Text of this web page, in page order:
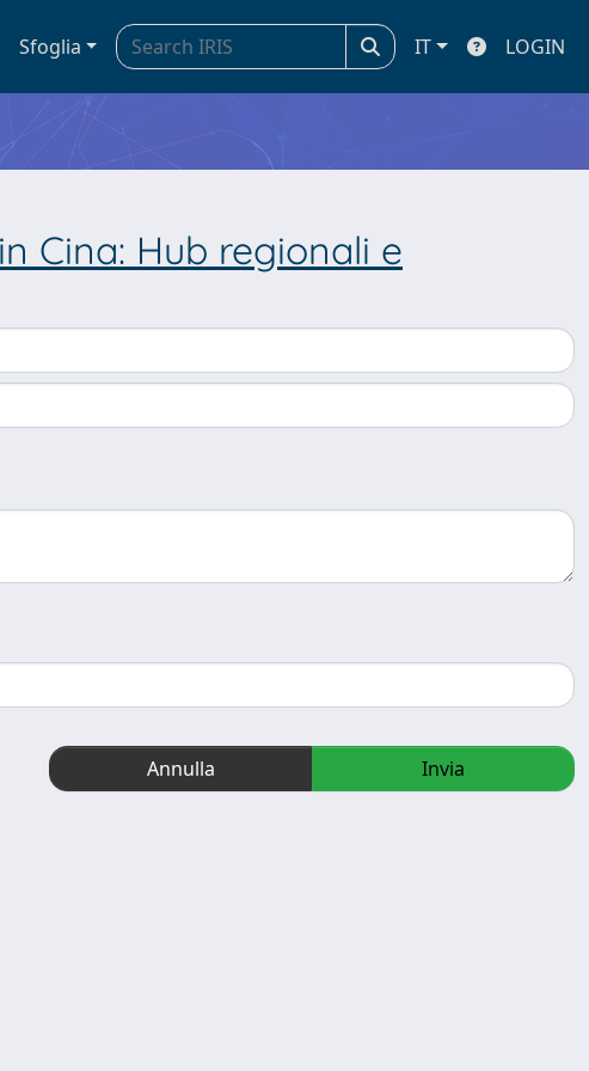
Sfoglia IT LOGIN
Cina: Hub regionali e
Annulla Invia